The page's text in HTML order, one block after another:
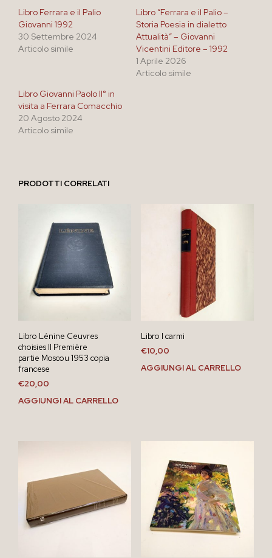
Libro Ferrara e il Palio
Giovanni 1992
30 Settembre 2024
Articolo simile
Libro “Ferrara e il Palio –
Storia Poesia in dialetto
Attualità” – Giovanni
Vicentini Editore – 1992
1 Aprile 2026
Articolo simile
Libro Giovanni Paolo II° in
visita a Ferrara Comacchio
20 Agosto 2024
Articolo simile
PRODOTTI CORRELATI
Libro Lénine Ceuvres
choisies II Première
partie Moscou 1953 copia
francese
€20,00
AGGIUNGI AL CARRELLO
Libro I carmi
€10,00
AGGIUNGI AL CARRELLO